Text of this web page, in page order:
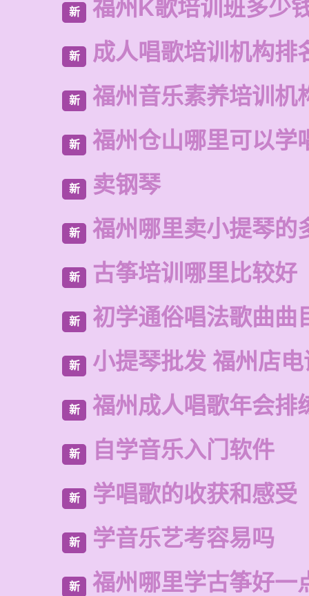
新 福州K歌培训班多少
新 成人唱歌培训机构排
新 福州音乐素养培训机
新 福州仓山哪里可以学
新 卖钢琴
新 福州哪里卖小提琴的
新 古筝培训哪里比较好
新 初学通俗唱法歌曲曲
新 小提琴批发 福州店
新 福州成人唱歌年会排
新 自学音乐入门软件
新 学唱歌的收获和感受
新 学音乐艺考容易吗
新 福州哪里学古筝好一